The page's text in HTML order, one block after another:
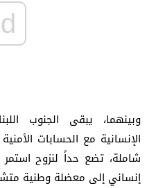
وبينهما، يبقى الجنوب
الإنسانية مع الحسابات
شاملة، تضع حداً لنزوح
إنساني إلى معضلة وطنية